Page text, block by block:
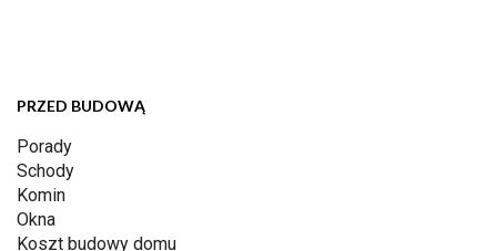
PRZED BUDOWĄ
Porady
Schody
Komin
Okna
Koszt budowy domu